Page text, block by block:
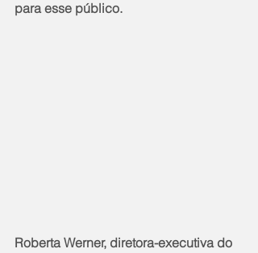
para esse público.
Roberta Werner, diretora-executiva do